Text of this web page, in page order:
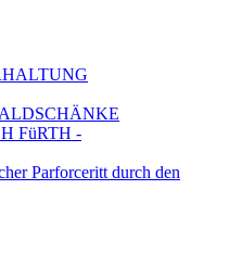
FüRTH -
Parforceritt durch den